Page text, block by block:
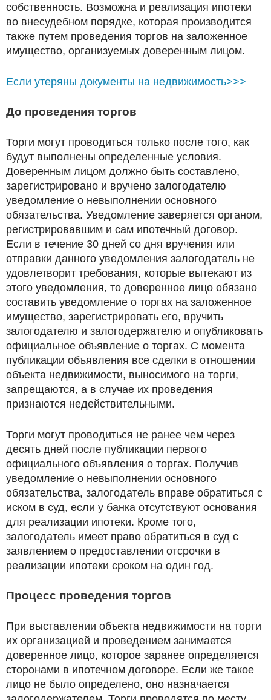
собственность. Возможна и реализация ипотеки
во внесудебном порядке, которая производится
также путем проведения торгов на заложенное
имущество, организуемых доверенным лицом.
Если утеряны документы на недвижимость>>>
До проведения торгов
Торги могут проводиться только после того, как
будут выполнены определенные условия.
Доверенным лицом должно быть составлено,
зарегистрировано и вручено залогодателю
уведомление о невыполнении основного
обязательства. Уведомление заверяется органом,
регистрировавшим и сам ипотечный договор.
Если в течение 30 дней со дня вручения или
отправки данного уведомления залогодатель не
удовлетворит требования, которые вытекают из
этого уведомления, то доверенное лицо обязано
составить уведомление о торгах на заложенное
имущество, зарегистрировать его, вручить
залогодателю и залогодержателю и опубликовать
официальное объявление о торгах. С момента
публикации объявления все сделки в отношении
объекта недвижимости, выносимого на торги,
запрещаются, а в случае их проведения
признаются недействительными.
Торги могут проводиться не ранее чем через
десять дней после публикации первого
официального объявления о торгах. Получив
уведомление о невыполнении основного
обязательства, залогодатель вправе обратиться с
иском в суд, если у банка отсутствуют основания
для реализации ипотеки. Кроме того,
залогодатель имеет право обратиться в суд с
заявлением о предоставлении отсрочки в
реализации ипотеки сроком на один год.
Процесс проведения торгов
При выставлении объекта недвижимости на торги
их организацией и проведением занимается
доверенное лицо, которое заранее определяется
сторонами в ипотечном договоре. Если же такое
лицо не было определено, оно назначается